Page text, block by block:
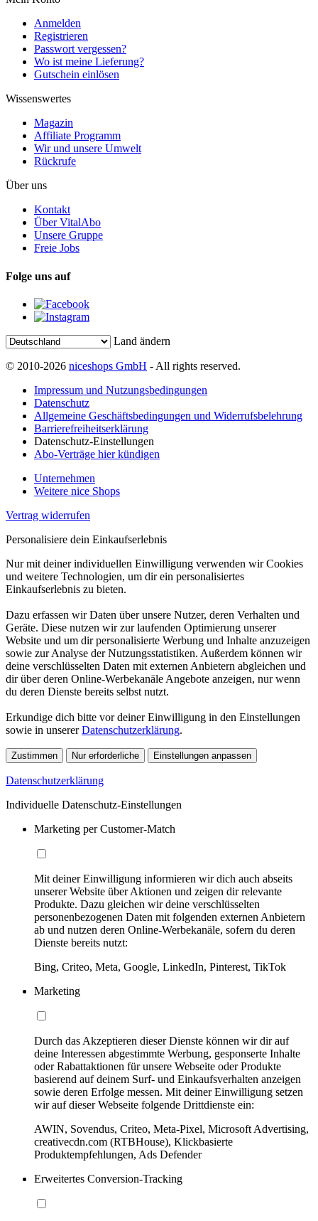
Anmelden
Registrieren
Passwort vergessen?
Wo ist meine Lieferung?
Gutschein einlösen
Wissenswertes
Magazin
Affiliate Programm
Wir und unsere Umwelt
Rückrufe
Über uns
Kontakt
Über VitalAbo
Unsere Gruppe
Freie Jobs
Folge uns auf
Land ändern
© 2010-2026 niceshops GmbH - All rights reserved.
Impressum und Nutzungsbedingungen
Datenschutz
Allgemeine Geschäftsbedingungen und Widerrufsbelehrung
Barrierefreiheitserklärung
Datenschutz-Einstellungen
Abo-Verträge hier kündigen
Unternehmen
Weitere nice Shops
Vertrag widerrufen
Personalisiere dein Einkaufserlebnis
Nur mit deiner individuellen Einwilligung verwenden wir Cookies
und weitere Technologien, um dir ein personalisiertes
Einkaufserlebnis zu bieten.
Dazu erfassen wir Daten über unsere Nutzer, deren Verhalten und
Geräte. Diese nutzen wir zur laufenden Optimierung unserer
Website und um dir personalisierte Werbung und Inhalte anzuzeigen
sowie zur Analyse der Nutzungsstatistiken. Außerdem können wir
deine verschlüsselten Daten mit externen Anbietern abgleichen und
dir über deren Online-Werbekanäle Angebote anzeigen, nur wenn
du deren Dienste bereits selbst nutzt.
Erkundige dich bitte vor deiner Einwilligung in den Einstellungen
sowie in unsererDatenschutzerklärung.
Zustimmen Nur erforderliche Einstellungen anpassen
Datenschutzerklärung
Individuelle Datenschutz-Einstellungen
Marketing per Customer-Match
Mit deiner Einwilligung informieren wir dich auch abseits
unserer Website über Aktionen und zeigen dir relevante
Produkte. Dazu gleichen wir deine verschlüsselten
personenbezogenen Daten mit folgenden externen Anbietern
ab und nutzen deren Online-Werbekanäle, sofern du deren
Dienste bereits nutzt:
Bing, Criteo, Meta, Google, LinkedIn, Pinterest, TikTok
Marketing
Durch das Akzeptieren dieser Dienste können wir dir auf
deine Interessen abgestimmte Werbung, gesponserte Inhalte
oder Rabattaktionen für unsere Webseite oder Produkte
basierend auf deinem Surf- und Einkaufsverhalten anzeigen
sowie deren Erfolge messen. Mit deiner Einwilligung setzen
wir auf dieser Webseite folgende Drittdienste ein:
AWIN, Sovendus, Criteo, Meta-Pixel, Microsoft Advertising,
creativecdn.com (RTBHouse), Klickbasierte
Produktempfehlungen, Ads Defender
Erweitertes Conversion-Tracking